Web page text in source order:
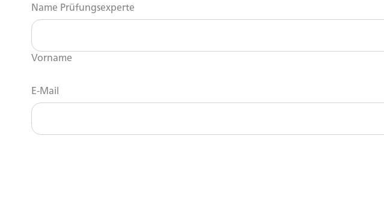
Name Prüfungsexperte
Vorname
E-Mail